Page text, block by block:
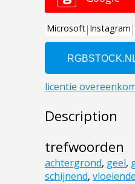
Description
trefwoorden
achtergrond, geel,
schijnend, vloeiende